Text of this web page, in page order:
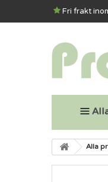
Fri frakt
Alla